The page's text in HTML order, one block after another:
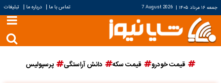
جمعه ۱۶ مرداد ۱۴۰۵ |
7 August 2026 تماس با ما | درباره ما | تبلیغات
قیمت خودرو قیمت سکه دانش آراستگی پرسپولیس